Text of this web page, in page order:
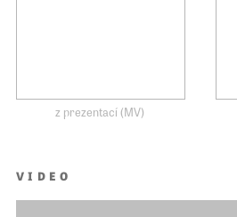
z prezentací (MV)
VIDEO